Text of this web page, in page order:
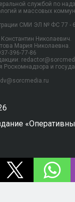
службой по
и массовых
СМИ ЭЛ № ФС 77 -
Николаевич.
Мария Николаевна.
396-77-86
Роскомнадзора и